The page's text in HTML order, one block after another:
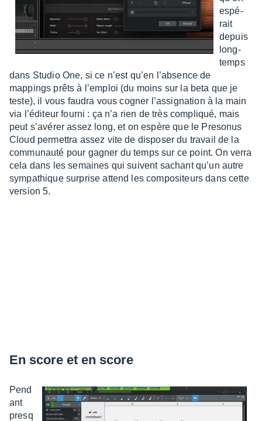
espé­
rait
depuis
long­
temps
dans Studio One, si ce n’est qu’en l’ab­sence de
mappings prêts à l’em­ploi (du moins sur la beta que je
teste), il vous faudra vous cogner l’as­si­gna­tion à la main
via l’édi­teur fourni : ça n’a rien de très compliqué, mais
peut s’avé­rer assez long, et on espère que le Preso­nus
Cloud permet­tra assez vite de dispo­ser du travail de la
commu­nauté pour gagner du temps sur ce point. On verra
cela dans les semaines qui suivent sachant qu’un autre
sympa­thique surprise attend les compo­si­teurs dans cette
version 5.
En score et en score
Pend
ant
presq